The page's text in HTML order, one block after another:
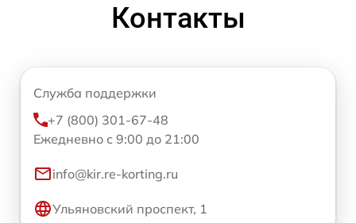
Контакты
Служба поддержки
+7 (800) 301-67-48
Ежедневно с 9:00 до 21:00
info@kir.re-korting.ru
Ульяновский проспект, 1